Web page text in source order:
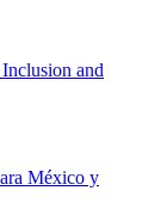
and
México y